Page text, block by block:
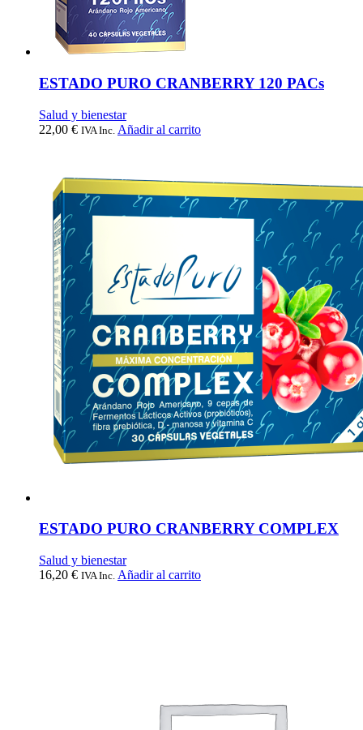
ESTADO PURO CRANBERRY 120 PACs
Salud y bienestar
22,00 € IVA Inc. Añadir al carrito
ESTADO PURO CRANBERRY COMPLEX
Salud y bienestar
16,20 € IVA Inc. Añadir al carrito